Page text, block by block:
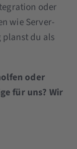
oder
wie Server-
planst du als
oder
für uns? Wir